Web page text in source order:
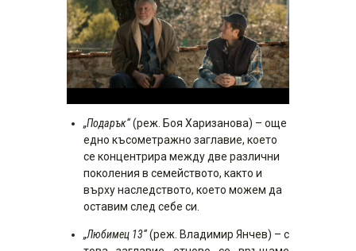
„Подарък“(реж. Боя Харизанова) – още
едно късометражно заглавие, което
се концентрира между две различни
поколения в семейството, както и
върху наследството, което можем да
оставим след себе си.
„Любимец 13“(реж. Владимир Янчев) – с